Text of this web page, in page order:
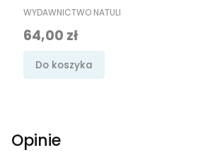
PRODUCENT
WYDAWNICTWO NATULI
Cena
64,00 zł
Do koszyka
Opinie